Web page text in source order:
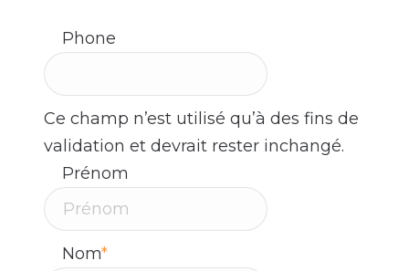
Phone
Ce champ n’est utilisé qu’à des fins de
validation et devrait rester inchangé.
Prénom
Nom*